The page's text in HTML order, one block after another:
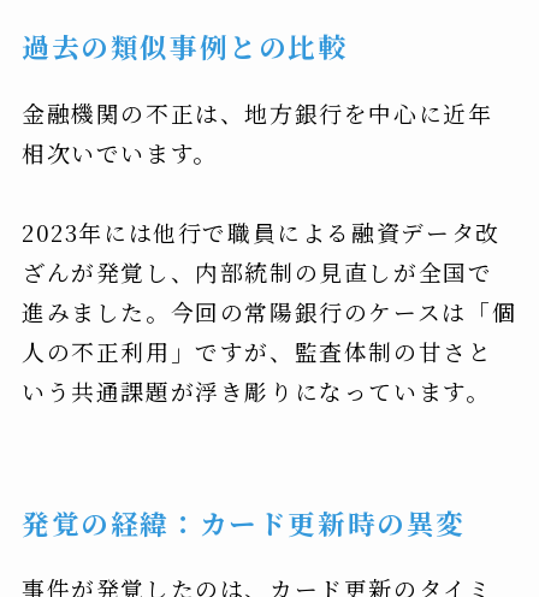
過去の類似事例との比較
金融機関の不正は、地方銀行を中心に近年
相次いでいます。
2023年には他行で職員による融資データ改
ざんが発覚し、内部統制の見直しが全国で
進みました。今回の常陽銀行のケースは「個
人の不正利用」ですが、監査体制の甘さと
いう共通課題が浮き彫りになっています。
発覚の経緯：カード更新時の異変
事件が発覚したのは、カード更新のタイミ